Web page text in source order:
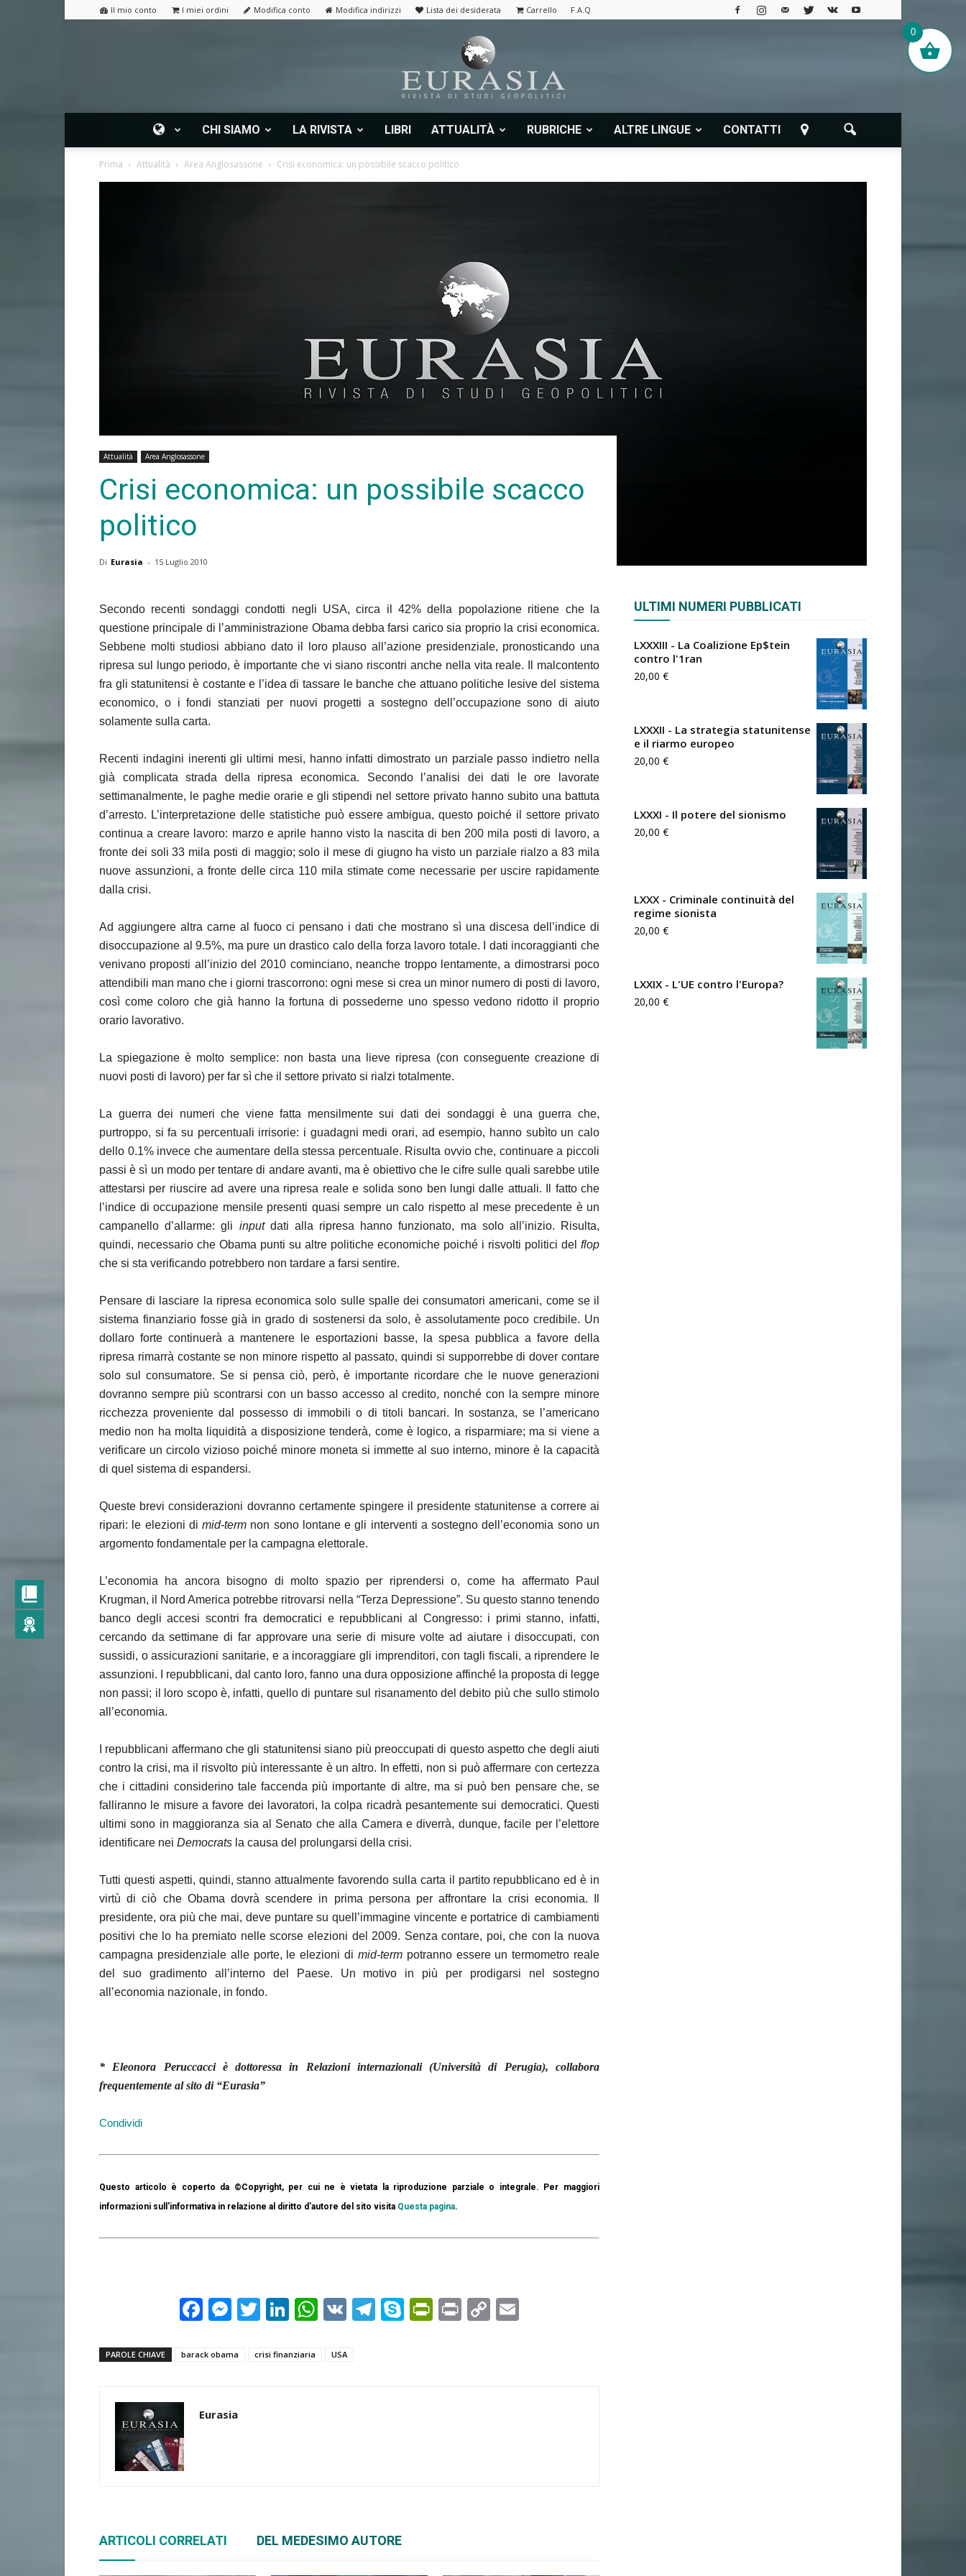
Il mio conto I miei ordini Modifica conto Modifica indirizzi Lista dei desiderata Carrello F.A.Q.
Rivista
geopolitici
CHI SIAMO LA RIVISTA LIBRI ATTUALITÀ RUBRICHE ALTRE LINGUE CONTATTI
Prima Attualità Area Anglosassone Crisi economica: un possibile scacco politico
Attualità Area Anglosassone
Crisi economica: un possibile scacco
politico
Di Eurasia - 15 Luglio 2010
Secondo recenti sondaggi condotti negli USA, circa il 42% della popolazione ritiene che la
questione principale di l’amministrazione Obama debba farsi carico sia proprio la crisi economica.
Sebbene molti studiosi abbiano dato il loro plauso all’azione presidenziale, pronosticando una
ripresa sul lungo periodo, è importante che vi siano riscontri anche nella vita reale. Il malcontento
fra gli statunitensi è costante e l’idea di tassare le banche che attuano politiche lesive del sistema
economico, o i fondi stanziati per nuovi progetti a sostegno dell’occupazione sono di aiuto
solamente sulla carta.
Recenti indagini inerenti gli ultimi mesi, hanno infatti dimostrato un parziale passo indietro nella
già complicata strada della ripresa economica. Secondo l’analisi dei dati le ore lavorate
settimanalmente, le paghe medie orarie e gli stipendi nel settore privato hanno subito una battuta
d’arresto. L’interpretazione delle statistiche può essere ambigua, questo poiché il settore privato
continua a creare lavoro: marzo e aprile hanno visto la nascita di ben 200 mila posti di lavoro, a
fronte dei soli 33 mila posti di maggio; solo il mese di giugno ha visto un parziale rialzo a 83 mila
nuove assunzioni, a fronte delle circa 110 mila stimate come necessarie per uscire rapidamente
dalla crisi.
Ad aggiungere altra carne al fuoco ci pensano i dati che mostrano sì una discesa dell’indice di
disoccupazione al 9.5%, ma pure un drastico calo della forza lavoro totale. I dati incoraggianti che
venivano proposti all’inizio del 2010 cominciano, neanche troppo lentamente, a dimostrarsi poco
attendibili man mano che i giorni trascorrono: ogni mese si crea un minor numero di posti di lavoro,
così come coloro che già hanno la fortuna di possederne uno spesso vedono ridotto il proprio
orario lavorativo.
La spiegazione è molto semplice: non basta una lieve ripresa (con conseguente creazione di
nuovi posti di lavoro) per far sì che il settore privato si rialzi totalmente.
La guerra dei numeri che viene fatta mensilmente sui dati dei sondaggi è una guerra che,
purtroppo, si fa su percentuali irrisorie: i guadagni medi orari, ad esempio, hanno subìto un calo
dello 0.1% invece che aumentare della stessa percentuale. Risulta ovvio che, continuare a piccoli
passi è sì un modo per tentare di andare avanti, ma è obiettivo che le cifre sulle quali sarebbe utile
attestarsi per riuscire ad avere una ripresa reale e solida sono ben lungi dalle attuali. Il fatto che
l’indice di occupazione mensile presenti quasi sempre un calo rispetto al mese precedente è un
campanello d’allarme: gli input dati alla ripresa hanno funzionato, ma solo all’inizio. Risulta,
quindi, necessario che Obama punti su altre politiche economiche poiché i risvolti politici del flop
che si sta verificando potrebbero non tardare a farsi sentire.
Pensare di lasciare la ripresa economica solo sulle spalle dei consumatori americani, come se il
sistema finanziario fosse già in grado di sostenersi da solo, è assolutamente poco credibile. Un
dollaro forte continuerà a mantenere le esportazioni basse, la spesa pubblica a favore della
ripresa rimarrà costante se non minore rispetto al passato, quindi si supporrebbe di dover contare
solo sul consumatore. Se si pensa ciò, però, è importante ricordare che le nuove generazioni
dovranno sempre più scontrarsi con un basso accesso al credito, nonché con la sempre minore
ricchezza proveniente dal possesso di immobili o di titoli bancari. In sostanza, se l’americano
medio non ha molta liquidità a disposizione tenderà, come è logico, a risparmiare; ma si viene a
verificare un circolo vizioso poiché minore moneta si immette al suo interno, minore è la capacità
di quel sistema di espandersi.
Queste brevi considerazioni dovranno certamente spingere il presidente statunitense a correre ai
ripari: le elezioni dimid-term non sono lontane e gli interventi a sostegno dell’economia sono un
argomento fondamentale per la campagna elettorale.
L’economia ha ancora bisogno di molto spazio per riprendersi o, come ha affermato Paul
Krugman, il Nord America potrebbe ritrovarsi nella “Terza Depressione”. Su questo stanno tenendo
banco degli accesi scontri fra democratici e repubblicani al Congresso: i primi stanno, infatti,
cercando da settimane di far approvare una serie di misure volte ad aiutare i disoccupati, con
sussidi, o assicurazioni sanitarie, e a incoraggiare gli imprenditori, con tagli fiscali, a riprendere le
assunzioni. I repubblicani, dal canto loro, fanno una dura opposizione affinché la proposta di legge
non passi; il loro scopo è, infatti, quello di puntare sul risanamento del debito più che sullo stimolo
all’economia.
I repubblicani affermano che gli statunitensi siano più preoccupati di questo aspetto che degli aiuti
contro la crisi, ma il risvolto più interessante è un altro. In effetti, non si può affermare con certezza
che i cittadini considerino tale faccenda più importante di altre, ma si può ben pensare che, se
falliranno le misure a favore dei lavoratori, la colpa ricadrà pesantemente sui democratici. Questi
ultimi sono in maggioranza sia al Senato che alla Camera e diverrà, dunque, facile per l’elettore
identificare nei Democrats la causa del prolungarsi della crisi.
Tutti questi aspetti, quindi, stanno attualmente favorendo sulla carta il partito repubblicano ed è in
virtù di ciò che Obama dovrà scendere in prima persona per affrontare la crisi economia. Il
presidente, ora più che mai, deve puntare su quell’immagine vincente e portatrice di cambiamenti
positivi che lo ha premiato nelle scorse elezioni del 2009. Senza contare, poi, che con la nuova
campagna presidenziale alle porte, le elezioni di mid-termpotranno essere un termometro reale
del suo gradimento all’interno del Paese. Un motivo in più per prodigarsi nel sostegno
all’economia nazionale, in fondo.
* Eleonora Peruccacci è dottoressa in Relazioni internazionali (Università di Perugia), collabora
frequentemente al sito di “Eurasia”
Condividi
Questo articolo è coperto da ©Copyright, per cui ne è vietata la riproduzione parziale o integrale. Per maggiori
informazioni sull'informativa in relazione al diritto d'autore del sito visita Questa pagina.
Facebook
Messenger
TwitterLinkedIn
WhatsApp
VK Telegram
SkypePrintFriendly
PrintCopy
PAROLE CHIAVE barack obama crisi finanziaria USA
Eurasia
ARTICOLI CORRELATI DEL MEDESIMO AUTORE
ULTIMI NUMERI PUBBLICATI
LXXXIII - La Coalizione Ep$tein
contro l'1ran
20,00 €
LXXXII - La strategia statunitense
e il riarmo europeo
20,00 €
LXXXI - Il potere del sionismo
20,00 €
LXXX - Criminale continuità del
regime sionista
20,00 €
LXXIX - L'UE contro l'Europa?
20,00 €
0